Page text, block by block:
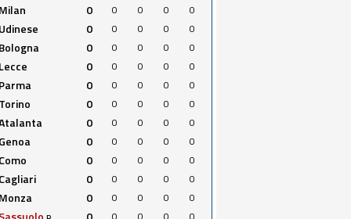
Milan 0 0 0 0
0
Udinese 0 0 0 0
0
Bologna 0 0 0 0
0
Lecce 0 0 0 0
0
Parma 0 0 0 0
0
Torino 0 0 0 0
0
0 0 0 0
0
Genoa 0 0 0 0
0
Como 0 0 0 0
0
Cagliari 0 0 0 0
0
Monza 0 0 0 0
0